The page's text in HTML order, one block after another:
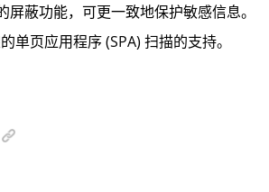
蔽功能，可更一致地保护敏感信息。
单页应用程序 (SPA) 扫描的支持。